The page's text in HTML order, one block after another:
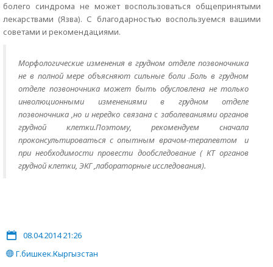
болего синдрома не может воспользоваться общепринятыми
лекарствами (Язва). С благодарностью воспользуемся вашими
советами и рекомендациями.
Морфологические изменения в грудном отделе позвоночника
не в полной мере объясняют сильные боли .Боль в грудном
отделе позвоночника может быть обусловлена не только
инволюционными изменениями в грудном отделе
позвоночника ,но и нередко связана с заболеваниями органов
грудной клетки.Поэтому, рекомендуем сначала
проконсультироваться с опытным врачом-терапевтом и
при необходимости провести дообследование ( КТ органов
грудной клетки, ЭКГ ,лабораторные исследования).
08.04.2014 21:26
Г.бишкек.Кыргызстан